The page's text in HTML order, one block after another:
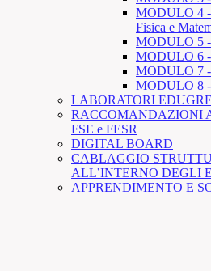
MODULO 4 -
Fisica e
MODULO 5 -
MODULO 6 -
MODULO 7 -
MODULO 8 -
LABORATORI
RACCOMANDAZIONI
FSE e FESR
DIGITAL BOARD
CABLAGGIO
ALL’INTERNO DEGLI
APPRENDIMENTO E